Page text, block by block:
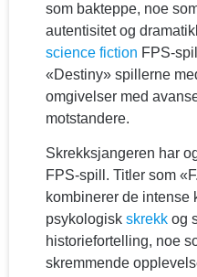
som bakteppe, noe
autentisitet og
science fiction FPS-
«Destiny» spillerne
omgivelser med
motstandere.
Skrekksjangeren har
FPS-spill. Titler som
kombinerer de intense
psykologisk skrekk og
historiefortelling, noe
skremmende